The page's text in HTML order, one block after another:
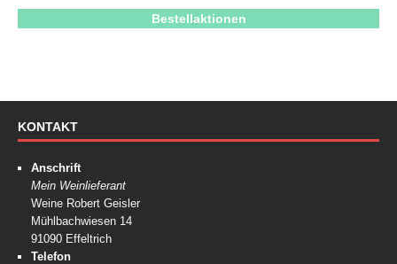
Bestellaktionen
KONTAKT
Anschrift
Mein Weinlieferant
Weine Robert Geisler
Mühlbachwiesen 14
91090 Effeltrich
Telefon